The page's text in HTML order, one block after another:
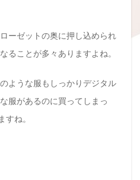
ーゼットの奥に押し込められ
ることが多々ありますよね。
ような服もしっかりデジタル
服があるのに買ってしまっ
ね。